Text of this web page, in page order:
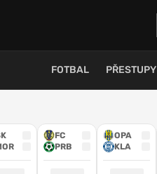
FOTBAL PŘESTUPY
FC
PRB
OPA
KLA